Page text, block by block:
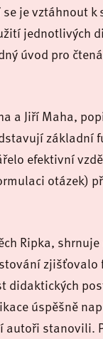
je vztáhnout
jednotlivých
úvod pro
a Jiří Maha,
základní
efektivní
otázek)
Ripka,
didaktických
úspěšně
stanovili.